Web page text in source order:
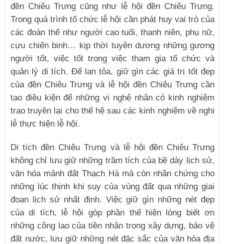
đền Chiêu Trưng cũng như lễ hội đền Chiêu Trưng.
Trong quá trình tổ chức lễ hội cần phát huy vai trò của
các đoàn thể như người cao tuổi, thanh niên, phụ nữ,
cựu chiến binh… kịp thời tuyên dương những gương
người tốt, việc tốt trong việc tham gia tổ chức và
quản lý di tích. Để lan tỏa, giữ gìn các giá trị tốt đẹp
của đền Chiêu Trưng và lễ hội đền Chiêu Trưng cần
tạo điều kiện để những vị nghệ nhân có kinh nghiệm
trao truyền lại cho thế hệ sau các kinh nghiệm về nghi
lễ thực hiện lễ hội.
Di tích đền Chiêu Trưng và lễ hội đền Chiêu Trưng
không chỉ lưu giữ những trầm tích của bề dày lịch sử,
văn hóa mảnh đất Thạch Hà mà còn nhân chứng cho
những lúc thịnh khi suy của vùng đất qua những giai
đoạn lịch sử nhất định. Việc giữ gìn những nét đẹp
của di tích, lễ hội góp phần thể hiện lòng biết ơn
những công lao của tiền nhân trong xây dựng, bảo vệ
đất nước, lưu giữ những nét đặc sắc của văn hóa địa